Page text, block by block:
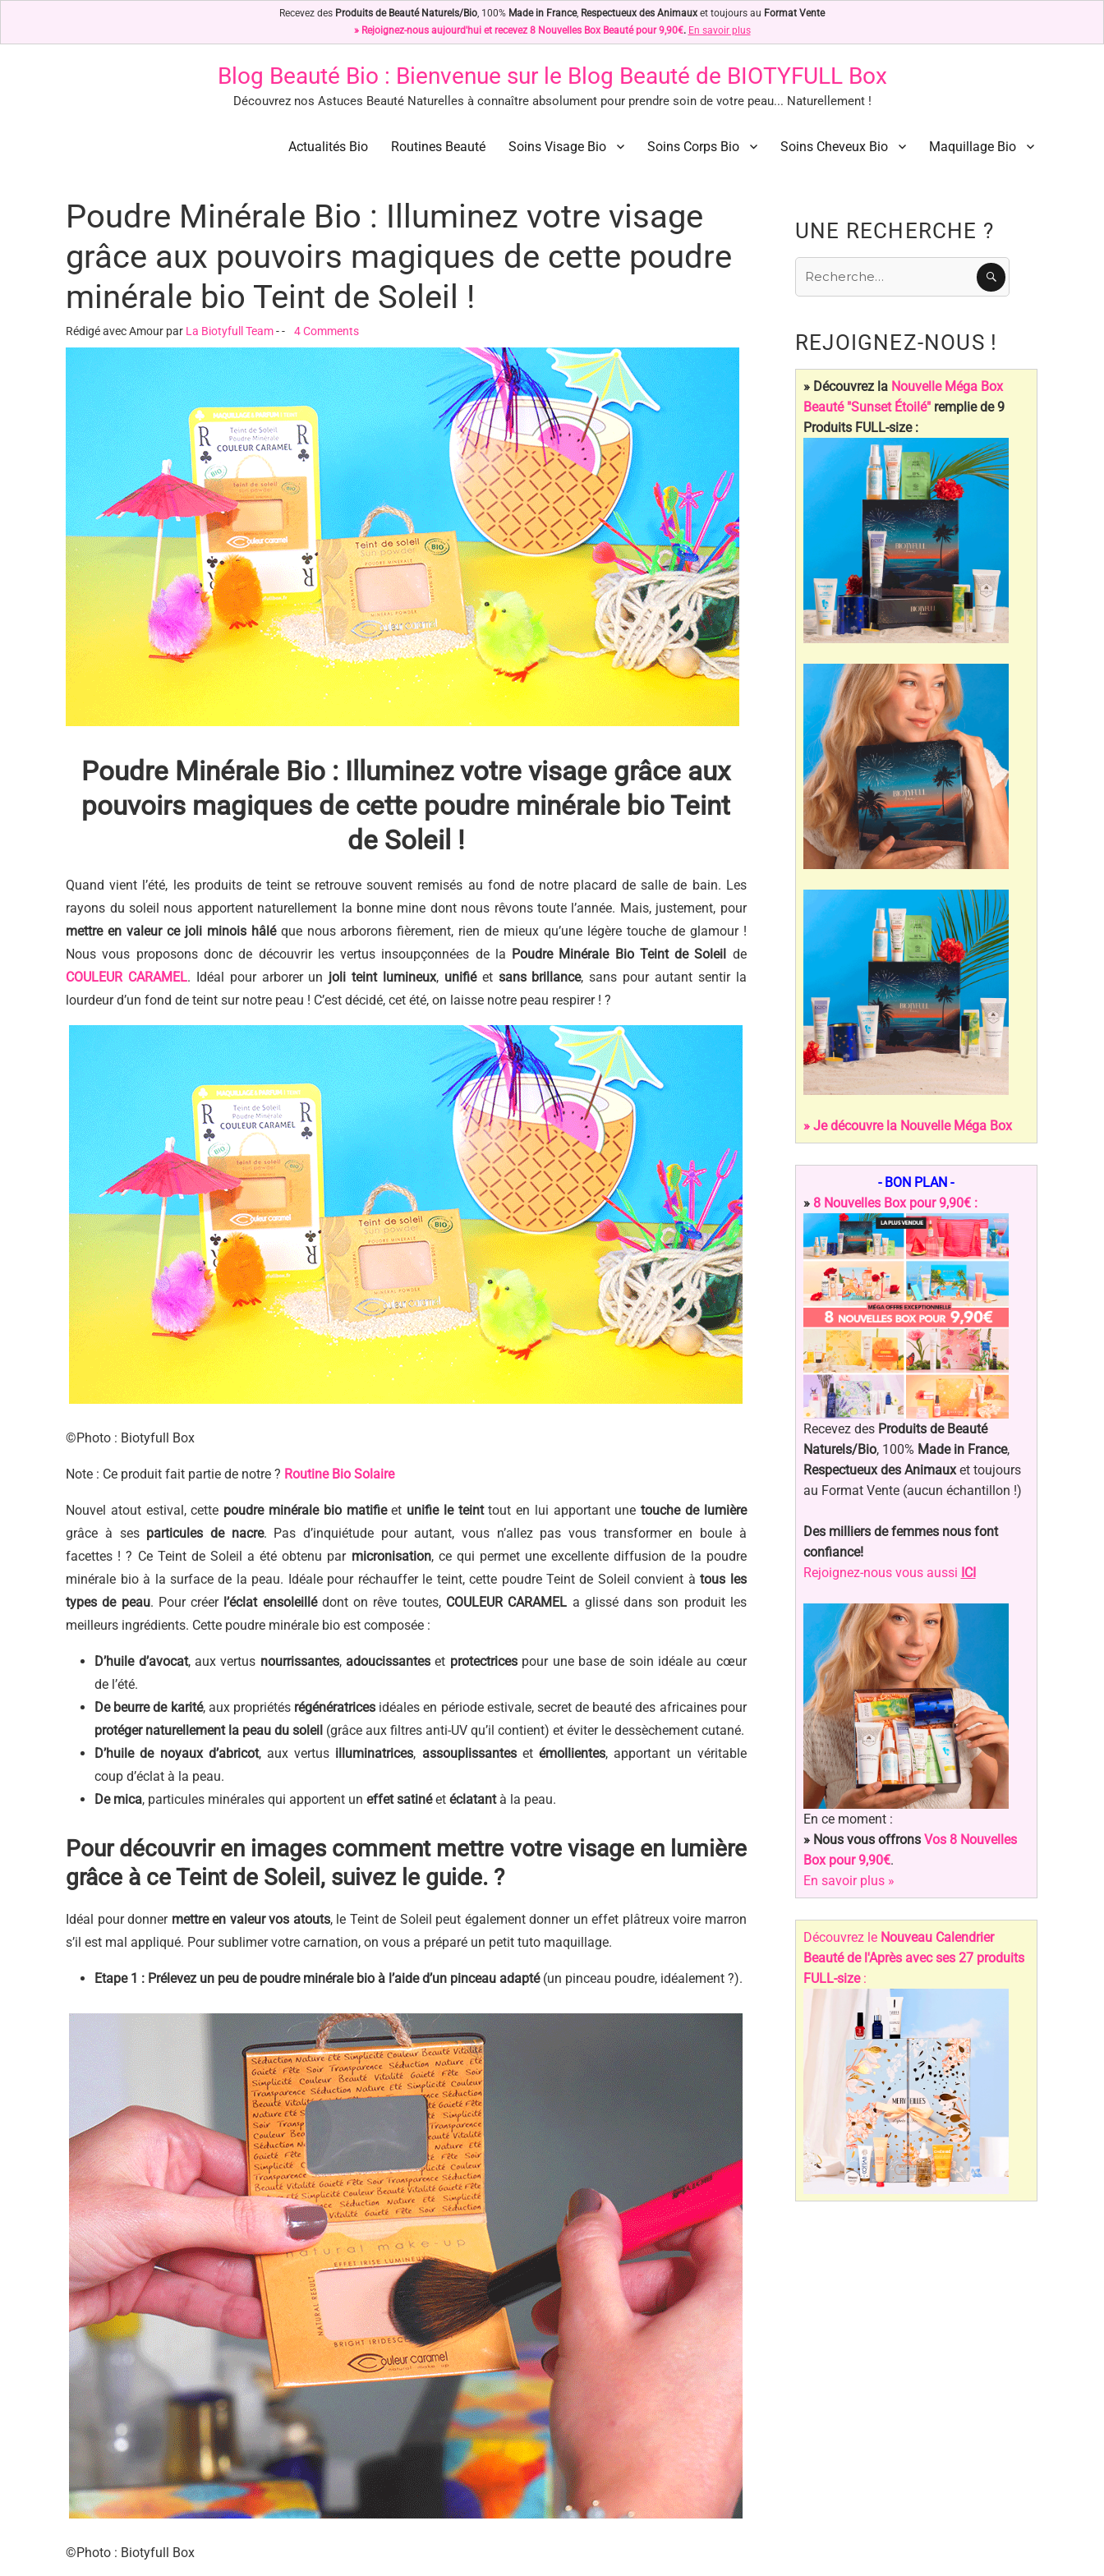
Recevez des Produits de Beauté Naturels/Bio, 100% Made in France, Respectueux des Animauxet toujours au Format Vente
» Rejoignez-nous aujourd'hui et recevez 8 Nouvelles Box Beauté pour 9,90€. En savoir plus
Blog Beauté Bio : Bienvenue sur le Blog Beauté de BIOTYFULL Box
Découvrez nos Astuces Beauté Naturelles à connaître absolument pour prendre soin de votre peau... Naturellement !
Blog Beauté Bio : Notre Top des Astuces Beauté Naturelles !
Blog Beauté Bio : Découvrez nos Secrets de Beauté Bio & Naturels à connaître absolument pour prendre soin de votre peau… Naturellement !
Actualités Bio Routines Beauté Soins Visage Bio Soins Corps Bio Soins Cheveux Bio Maquillage Bio
Poudre Minérale Bio : Illuminez votre visage
grâce aux pouvoirs magiques de cette poudre
minérale bio Teint de Soleil !
Rédigé avec Amour par La Biotyfull Team-- 4 Comments
Poudre Minérale Bio : Illuminez votre visage grâce aux
pouvoirs magiques de cette poudre minérale bio Teint
de Soleil !
Quand vient l’été, les produits de teint se retrouve souvent remisés au fond de notre placard de salle de bain. Les
rayons du soleil nous apportent naturellement la bonne mine dont nous rêvons toute l’année. Mais, justement, pour
mettre en valeur ce joli minois hâléque nous arborons fièrement, rien de mieux qu’une légère touche de glamour !
Nous vous proposons donc de découvrir les vertus insoupçonnées de la Poudre Minérale Bio Teint de Soleil de
COULEUR CARAMEL. Idéal pour arborer un joli teint lumineux, unifiéet sans brillance, sans pour autant sentir la
lourdeur d’un fond de teint sur notre peau ! C’est décidé, cet été, on laisse notre peau respirer ! ?
©Photo : Biotyfull Box
Note : Ce produit fait partie de notre ? Routine Bio Solaire
Nouvel atout estival, cette poudre minérale bio matifieet unifie le teinttout en lui apportant unetouche de lumière
grâce à ses particules de nacre. Pas d’inquiétude pour autant, vous n’allez pas vous transformer en boule à
facettes ! ? Ce Teint de Soleil a été obtenu par micronisation, ce qui permet une excellente diffusion de la poudre
minérale bio à la surface de la peau. Idéale pour réchauffer le teint, cette poudre Teint de Soleil convient àtous les
types de peau. Pour créer l’éclat ensoleillédont on rêve toutes, COULEUR CARAMEL a glissé dans son produit les
meilleurs ingrédients. Cette poudre minérale bio est composée :
D’huile d’avocat, aux vertus nourrissantes, adoucissantes et protectricespour une base de soin idéale au cœur
de l’été.
De beurre de karité, aux propriétés régénératrices idéales en période estivale, secret de beauté des africaines pour
protéger naturellement la peau du soleil (grâce aux filtres anti-UV qu’il contient) et éviter le dessèchement cutané.
D’huile de noyaux d’abricot, aux vertus illuminatrices, assouplissantesetémollientes, apportant un véritable
coup d’éclat à la peau.
De mica, particules minérales qui apportent uneffet satinéetéclatantà la peau.
Pour découvrir en images comment mettre votre visage en lumière
grâce à ce Teint de Soleil, suivez le guide. ?
Idéal pour donner mettre en valeur vos atouts, le Teint de Soleil peut également donner un effet plâtreux voire marron
s’il est mal appliqué. Pour sublimer votre carnation, on vous a préparé un petit tuto maquillage.
Etape 1 : Prélevez un peu de poudre minérale bio à l’aide d’un pinceau adapté (un pinceau poudre, idéalement ?).
©Photo : Biotyfull Box
UNE RECHERCHE ?
REJOIGNEZ-NOUS !
» Découvrez la Nouvelle Méga Box
Beauté "Sunset Étoilé"remplie de 9
Produits FULL-size :
» Je découvre la Nouvelle Méga Box
- BON PLAN -
» 8 Nouvelles Box pour 9,90€ :
Recevez des Produits de Beauté
Naturels/Bio, 100% Made in France,
Respectueux des Animauxet toujours
au Format Vente (aucun échantillon !)
Des milliers de femmes nous font
confiance!
Rejoignez-nous vous aussi ICI
En ce moment :
» Nous vous offrons Vos 8 Nouvelles
Box pour 9,90€.
En savoir plus »
Découvrez le Nouveau Calendrier
Beauté de l'Après avec ses 27 produits
FULL-size: